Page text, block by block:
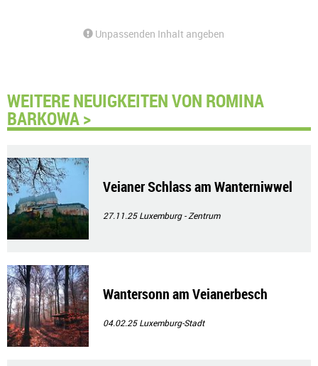
Unpassenden Inhalt angeben
WEITERE NEUIGKEITEN VON ROMINA
BARKOWA >
Veianer Schlass am Wanterniwwel
27.11.25Luxemburg - Zentrum
Wantersonn am Veianerbesch
04.02.25Luxemburg-Stadt